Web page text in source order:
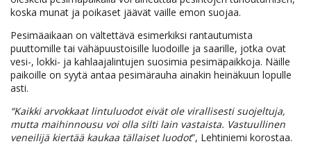
koska munat ja poikaset jäävät vaille emon suojaa.
Pesimäaikaan on vältettävä esimerkiksi rantautumista
puuttomille tai vähäpuustoisille luodoille ja saarille, jotka ovat
vesi-, lokki- ja kahlaajalintujen suosimia pesimäpaikkoja. Näille
paikoille on syytä antaa pesimärauha ainakin heinäkuun lopulle
asti.
“Kaikki arvokkaat lintuluodot eivät ole virallisesti suojeltuja,
mutta maihinnousu voi olla silti lain vastaista. Vastuullinen
veneilijä kiertää kaukaa tällaiset luodot”, Lehtiniemi korostaa.